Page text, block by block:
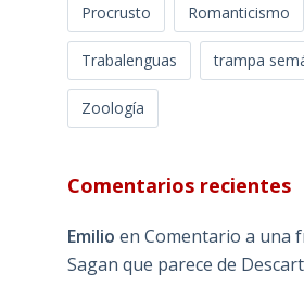
Procrusto Romanticismo
Trabalenguas trampa
Zoología
Comentarios recientes
Emilio en Comentario a una
Sagan que parece de